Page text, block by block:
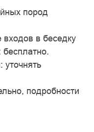
пород
в беседку
уточнять
подробности